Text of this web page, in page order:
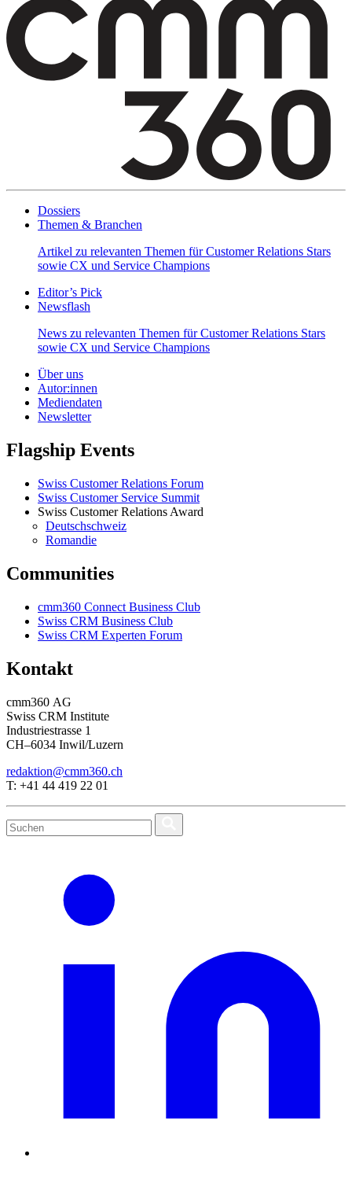
Dossiers
Themen & Branchen
Artikel zu relevanten Themen für Customer Relations Stars
sowie CX und Service Champions
Editor’s Pick
Newsflash
News zu relevanten Themen für Customer Relations Stars
sowie CX und Service Champions
Über uns
Autor:innen
Mediendaten
Newsletter
Flagship Events
Swiss Customer Relations Forum
Swiss Customer Service Summit
Swiss Customer Relations Award
Deutschschweiz
Romandie
Communities
cmm360 Connect Business Club
Swiss CRM Business Club
Swiss CRM Experten Forum
Kontakt
cmm360 AG
Swiss CRM Institute
Industriestrasse 1
CH–6034 Inwil/Luzern
redaktion@cmm360.ch
T: +41 44 419 22 01